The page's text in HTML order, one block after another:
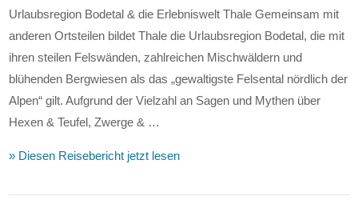
Urlaubsregion Bodetal & die Erlebniswelt Thale Gemeinsam mit
anderen Ortsteilen bildet Thale die Urlaubsregion Bodetal, die mit
ihren steilen Felswänden, zahlreichen Mischwäldern und
blühenden Bergwiesen als das „gewaltigste Felsental nördlich der
Alpen“ gilt. Aufgrund der Vielzahl an Sagen und Mythen über
Hexen & Teufel, Zwerge & …
» Diesen Reisebericht jetzt lesen